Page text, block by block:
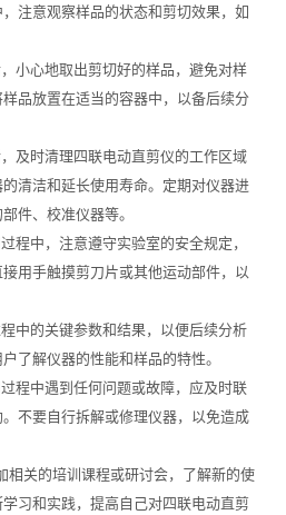
注意观察样品的状态和剪切效果，如
心地取出剪切好的样品，避免对样
品放置在适当的容器中，以备后续分
时清理四联电动直剪仪的工作区域
清洁和延长使用寿命。定期对仪器进
件、校准仪器等。
中，注意遵守实验室的安全规定，
用手触摸剪刀片或其他运动部件，以
的关键参数和结果，以便后续分析
了解仪器的性能和样品的特性。
中遇到任何问题或故障，应及时联
不要自行拆解或修理仪器，以免造成
关的培训课程或研讨会，了解新的使
习和实践，提高自己对四联电动直剪